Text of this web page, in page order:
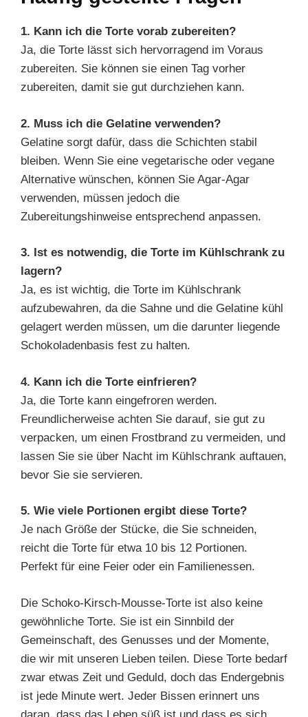
1. Kann ich die Torte vorab zubereiten?
Ja, die Torte lässt sich hervorragend im Voraus
zubereiten. Sie können sie einen Tag vorher
zubereiten, damit sie gut durchziehen kann.
2. Muss ich die Gelatine verwenden?
Gelatine sorgt dafür, dass die Schichten stabil
bleiben. Wenn Sie eine vegetarische oder vegane
Alternative wünschen, können Sie Agar-Agar
verwenden, müssen jedoch die
Zubereitungshinweise entsprechend anpassen.
3. Ist es notwendig, die Torte im Kühlschrank zu
lagern?
Ja, es ist wichtig, die Torte im Kühlschrank
aufzubewahren, da die Sahne und die Gelatine kühl
gelagert werden müssen, um die darunter liegende
Schokoladenbasis fest zu halten.
4. Kann ich die Torte einfrieren?
Ja, die Torte kann eingefroren werden.
Freundlicherweise achten Sie darauf, sie gut zu
verpacken, um einen Frostbrand zu vermeiden, und
lassen Sie sie über Nacht im Kühlschrank auftauen,
bevor Sie sie servieren.
5. Wie viele Portionen ergibt diese Torte?
Je nach Größe der Stücke, die Sie schneiden,
reicht die Torte für etwa 10 bis 12 Portionen.
Perfekt für eine Feier oder ein Familienessen.
Die Schoko-Kirsch-Mousse-Torte ist also keine
gewöhnliche Torte. Sie ist ein Sinnbild der
Gemeinschaft, des Genusses und der Momente,
die wir mit unseren Lieben teilen. Diese Torte bedarf
zwar etwas Zeit und Geduld, doch das Endergebnis
ist jede Minute wert. Jeder Bissen erinnert uns
daran, dass das Leben süß ist und dass es sich